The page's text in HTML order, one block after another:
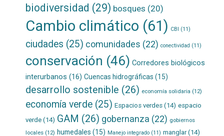
biodiversidad (29) bosques (20)
Cambio climático (61) CBI (11)
ciudades (25) comunidades (22) conectividad (11)
conservación (46) Corredores biológicos
interurbanos (16) Cuencas hidrográficas (15)
desarrollo sostenible (26) economía solidaria (12)
economía verde(25) Espacios verdes(14) espacio
verde(14) GAM (26) gobernanza (22) gobiernos
locales(12) humedales (15) Manejo integrado(11) manglar(14)